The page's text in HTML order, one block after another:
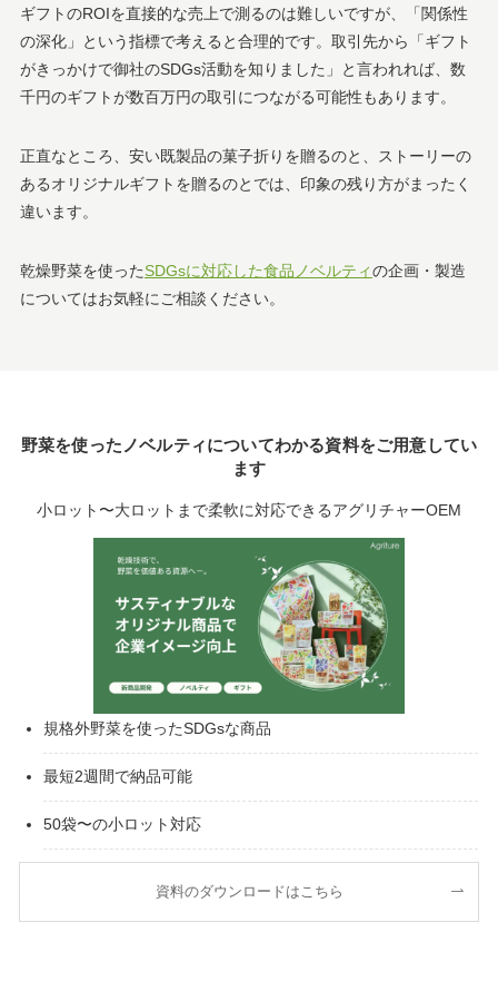
ギフトのROIを直接的な売上で測るのは難しいですが、「関係性
の深化」という指標で考えると合理的です。取引先から「ギフト
がきっかけで御社のSDGs活動を知りました」と言われれば、数
千円のギフトが数百万円の取引につながる可能性もあります。
正直なところ、安い既製品の菓子折りを贈るのと、ストーリーの
あるオリジナルギフトを贈るのとでは、印象の残り方がまったく
違います。
乾燥野菜を使ったSDGsに対応した食品ノベルティの企画・製造
についてはお気軽にご相談ください。
野菜を使ったノベルティについてわかる資料をご用意してい
ます
小ロット〜大ロットまで柔軟に対応できるアグリチャーOEM
規格外野菜を使ったSDGsな商品
最短2週間で納品可能
50袋〜の小ロット対応
資料のダウンロードはこちら